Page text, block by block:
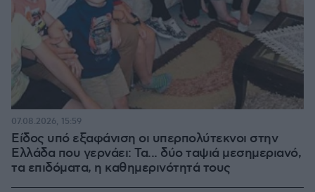
Είδος υπό εξαφάνιση οι υπερπολύτεκνοι στην
Ελλάδα που γερνάει: Τα... δύο ταψιά μεσημεριανό,
τα επιδόματα, η καθημερινότητά τους
07.08.2026, 15:59